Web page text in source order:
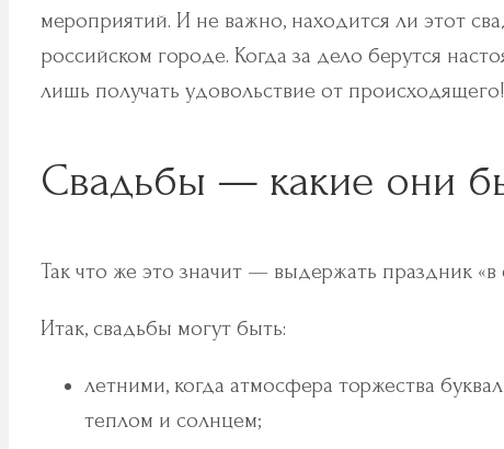
мероприятий. И не важно, находится ли этот
российском городе. Когда за дело берутся
лишь получать удовольствие от происходящего!
Свадьбы — какие они
Так что же это значит — выдержать праздник
Итак, свадьбы могут быть:
летними, когда атмосфера торжества
теплом и солнцем;